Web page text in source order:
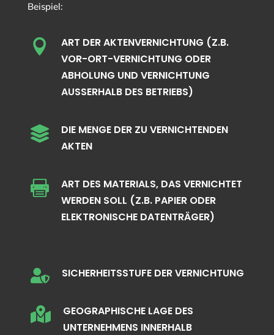
Beispiel:

ART DER AKTENVERNICHTUNG (Z.B.
VOR-ORT-VERNICHTUNG ODER
ABHOLUNG UND VERNICHTUNG
AUSSERHALB DES BETRIEBS)

DIE MENGE DER ZU VERNICHTENDEN
AKTEN

ART DES MATERIALS, DAS VERNICHTET
WERDEN SOLL (Z.B. PAPIER ODER
ELEKTRONISCHE DATENTRÄGER)
 SICHERHEITSSTUFE DER VERNICHTUNG

GEOGRAPHISCHE LAGE DES
UNTERNEHMENS INNERHALB